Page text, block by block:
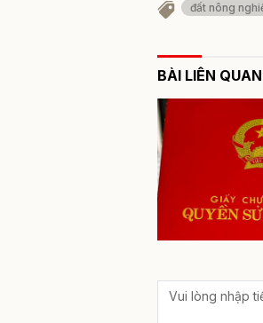
đất nông
BÀI LIÊN QUAN